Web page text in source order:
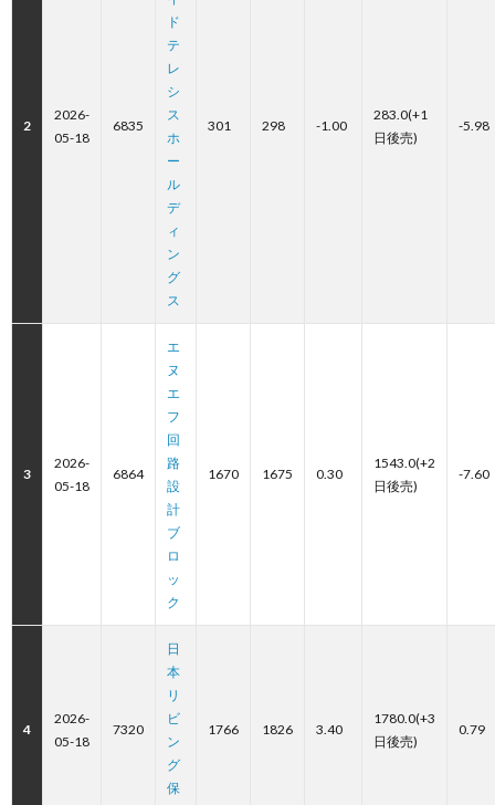
2
2026-
05-18
6835
ド
テ
レ
シ
ス
ホ
ー
ル
デ
ィ
ン
グ
ス
301 298 -1.00
283.0(+1
日後売)
-5.98
3
2026-
05-18
6864
エ
ヌ
エ
フ
回
路
設
計
ブ
ロ
ッ
ク
1670 1675 0.30
1543.0(+2
日後売)
-7.60
4
2026-
05-18
7320
日
本
リ
ビ
ン
グ
保
1766 1826 3.40
1780.0(+3
日後売)
0.79